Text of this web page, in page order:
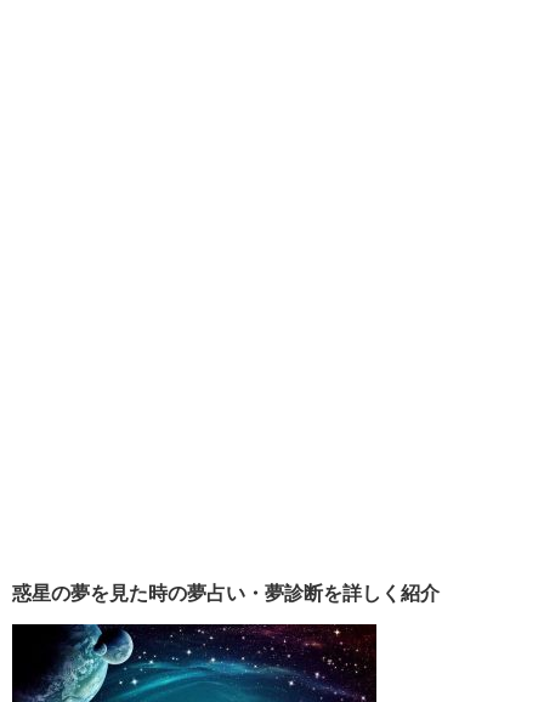
惑星の夢を見た時の夢占い・夢診断を詳しく紹介